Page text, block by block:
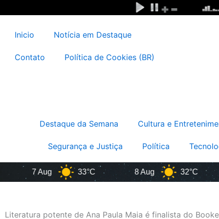
Inicio Notícia em Destaque
Contato Política de Cookies (BR)
Destaque da Semana Cultura e
Segurança e Justiça Política
7 Aug 33°C 8 Aug 32°C
Literatura potente de Ana Paula Maia é finalista do